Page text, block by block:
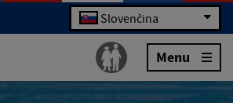
Slovenčina
Menu